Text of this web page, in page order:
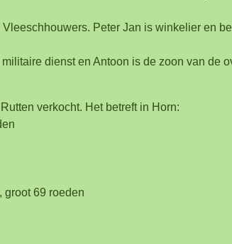
Peter Jan is winkelier en
dienst en Antoon is de zoon van de
verkocht. Het betreft in Horn:
groot 69 roeden